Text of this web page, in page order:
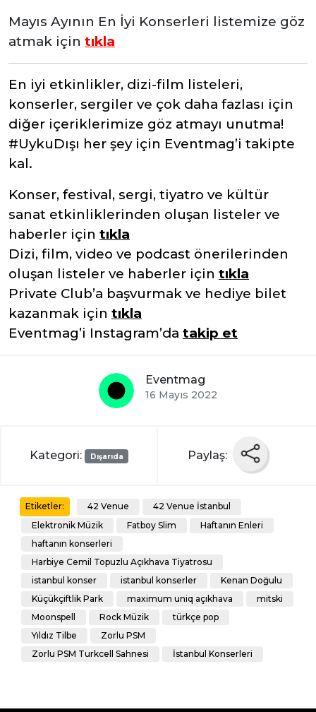
Mayıs Ayının En İyi Konserleri listemize göz
atmak için tıkla
En iyi etkinlikler, dizi-film listeleri,
konserler, sergiler ve çok daha fazlası için
diğer içeriklerimize göz atmayı unutma!
#UykuDışı her şey için Eventmag’i takipte
kal.
Konser, festival, sergi, tiyatro ve kültür
sanat etkinliklerinden oluşan listeler ve
haberler için tıkla
Dizi, film, video ve podcast önerilerinden
oluşan listeler ve haberler için tıkla
Private Club’a başvurmak ve hediye bilet
kazanmak için tıkla
Eventmag’i Instagram’da takip et
Eventmag
16 Mayıs 2022
Kategori: Dışarıda Paylaş:
Etiketler: 42 Venue
42 Venue İstanbul
Elektronik Müzik
Fatboy Slim
Haftanın Enleri
haftanın konserleri
Harbiye Cemil Topuzlu Açıkhava Tiyatrosu
istanbul konser
istanbul konserler
Kenan Doğulu
Küçükçiftlik Park
maximum uniq açıkhava
mitski
Moonspell
Rock Müzik
türkçe pop
Yıldız Tilbe
Zorlu PSM
Zorlu PSM Turkcell Sahnesi
İstanbul Konserleri